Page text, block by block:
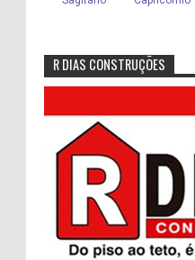
R DIAS CONSTRUÇÕES